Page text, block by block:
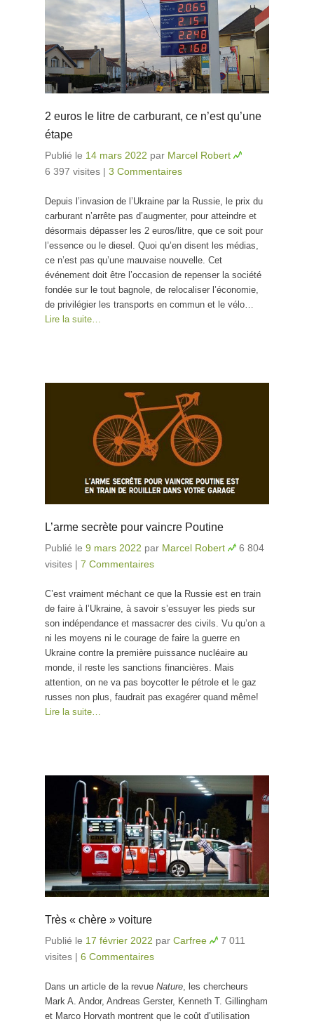
2 euros le litre de carburant, ce n’est qu’une
étape
Publié le 14 mars 2022 par Marcel Robert
6 397 visites | 3 Commentaires
Depuis l’invasion de l’Ukraine par la Russie, le prix du
carburant n’arrête pas d’augmenter, pour atteindre et
désormais dépasser les 2 euros/litre, que ce soit pour
l’essence ou le diesel. Quoi qu’en disent les médias,
ce n’est pas qu’une mauvaise nouvelle. Cet
événement doit être l’occasion de repenser la société
fondée sur le tout bagnole, de relocaliser l’économie,
de privilégier les transports en commun et le vélo…
Lire la suite…
L’arme secrète pour vaincre Poutine
Publié le 9 mars 2022 par Marcel Robert
6 804
visites | 7 Commentaires
C’est vraiment méchant ce que la Russie est en train
de faire à l’Ukraine, à savoir s’essuyer les pieds sur
son indépendance et massacrer des civils. Vu qu’on a
ni les moyens ni le courage de faire la guerre en
Ukraine contre la première puissance nucléaire au
monde, il reste les sanctions financières. Mais
attention, on ne va pas boycotter le pétrole et le gaz
russes non plus, faudrait pas exagérer quand même!
Lire la suite…
Très « chère » voiture
Publié le 17 février 2022 par Carfree
7 011
visites | 6 Commentaires
Dans un article de la revue Nature , les chercheurs
Mark A. Andor, Andreas Gerster, Kenneth T. Gillingham
et Marco Horvath montrent que le coût d’utilisation